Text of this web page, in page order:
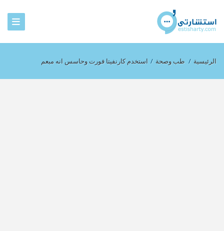
الرئيسية / طب وصحة / استخدم كارنفيتا فورت وحاسس انه مبعم